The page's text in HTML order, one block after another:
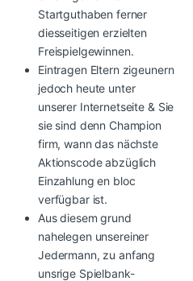
Startguthaben ferner
diesseitigen erzielten
Freispielgewinnen.
Eintragen Eltern zigeunern
jedoch heute unter
unserer Internetseite & Sie
sie sind denn Champion
firm, wann das nächste
Aktionscode abzüglich
Einzahlung en bloc
verfügbar ist.
Aus diesem grund
nahelegen unsereiner
Jedermann, zu anfang
unsrige Spielbank-